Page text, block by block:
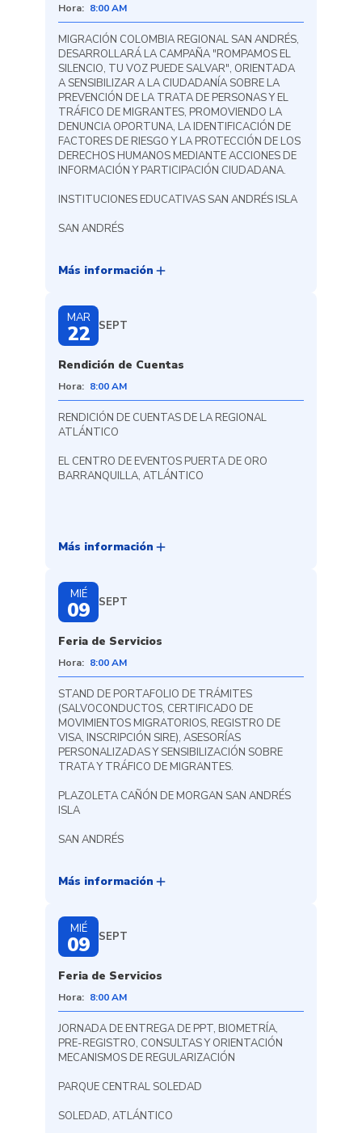
Hora: 8:00 AM
MIGRACIÓN COLOMBIA REGIONAL SAN ANDRÉS,
DESARROLLARÁ LA CAMPAÑA "ROMPAMOS EL
SILENCIO, TU VOZ PUEDE SALVAR", ORIENTADA
A SENSIBILIZAR A LA CIUDADANÍA SOBRE LA
PREVENCIÓN DE LA TRATA DE PERSONAS Y EL
TRÁFICO DE MIGRANTES, PROMOVIENDO LA
DENUNCIA OPORTUNA, LA IDENTIFICACIÓN DE
FACTORES DE RIESGO Y LA PROTECCIÓN DE LOS
DERECHOS HUMANOS MEDIANTE ACCIONES DE
INFORMACIÓN Y PARTICIPACIÓN CIUDADANA.
INSTITUCIONES EDUCATIVAS SAN ANDRÉS ISLA
SAN ANDRÉS
Más información add
MAR
22 SEPT
Rendición de Cuentas
Hora: 8:00 AM
RENDICIÓN DE CUENTAS DE LA REGIONAL
ATLÁNTICO
EL CENTRO DE EVENTOS PUERTA DE ORO
BARRANQUILLA, ATLÁNTICO
Más información add
MIÉ
09 SEPT
Feria de Servicios
Hora: 8:00 AM
STAND DE PORTAFOLIO DE TRÁMITES
(SALVOCONDUCTOS, CERTIFICADO DE
MOVIMIENTOS MIGRATORIOS, REGISTRO DE
VISA, INSCRIPCIÓN SIRE), ASESORÍAS
PERSONALIZADAS Y SENSIBILIZACIÓN SOBRE
TRATA Y TRÁFICO DE MIGRANTES.
PLAZOLETA CAÑÓN DE MORGAN SAN ANDRÉS
ISLA
SAN ANDRÉS
Más información add
MIÉ
09 SEPT
Feria de Servicios
Hora: 8:00 AM
JORNADA DE ENTREGA DE PPT, BIOMETRÍA,
PRE-REGISTRO, CONSULTAS Y ORIENTACIÓN
MECANISMOS DE REGULARIZACIÓN
PARQUE CENTRAL SOLEDAD
SOLEDAD, ATLÁNTICO